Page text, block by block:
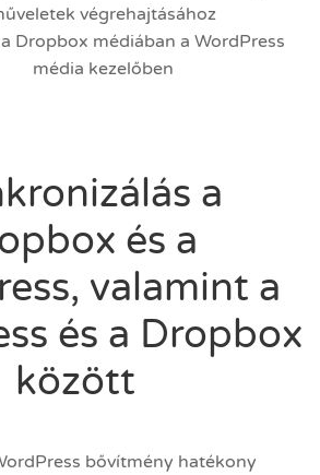
végrehajtásához
Dropbox médiában a WordPress
média kezelőben
a
és a
valamint a
és a Dropbox
között
bővítmény hatékony